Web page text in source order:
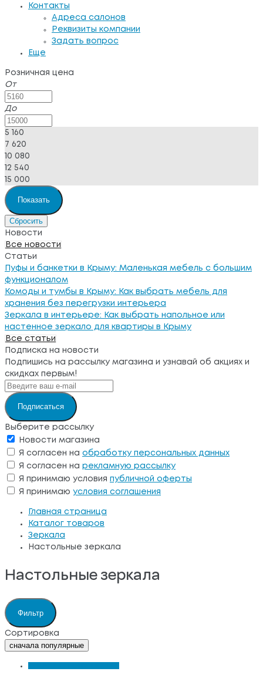
Контакты
Адреса салонов
Реквизиты компании
Задать вопрос
Еще
Розничная цена
От
До
5 160
7 620
10 080
12 540
15 000
Новости
Все новости
Статьи
Пуфы и банкетки в Крыму: Маленькая мебель с большим
функционалом
Комоды и тумбы в Крыму: Как выбрать мебель для
хранения без перегрузки интерьера
Зеркала в интерьере: Как выбрать напольное или
настенное зеркало для квартиры в Крыму
Все статьи
Подписка на новости
Подпишись на рассылку магазина и узнавай об акциях и
скидках первым!
Подписаться
Выберите рассылку
Новости магазина
Я согласен на обработку персональных данных
Я согласен на рекламную рассылку
Я принимаю условия публичной оферты
Я принимаю условия соглашения
Главная страница
Каталог товаров
Зеркала
Настольные зеркала
Настольные зеркала
Фильтр
Сортировка
сначала популярные